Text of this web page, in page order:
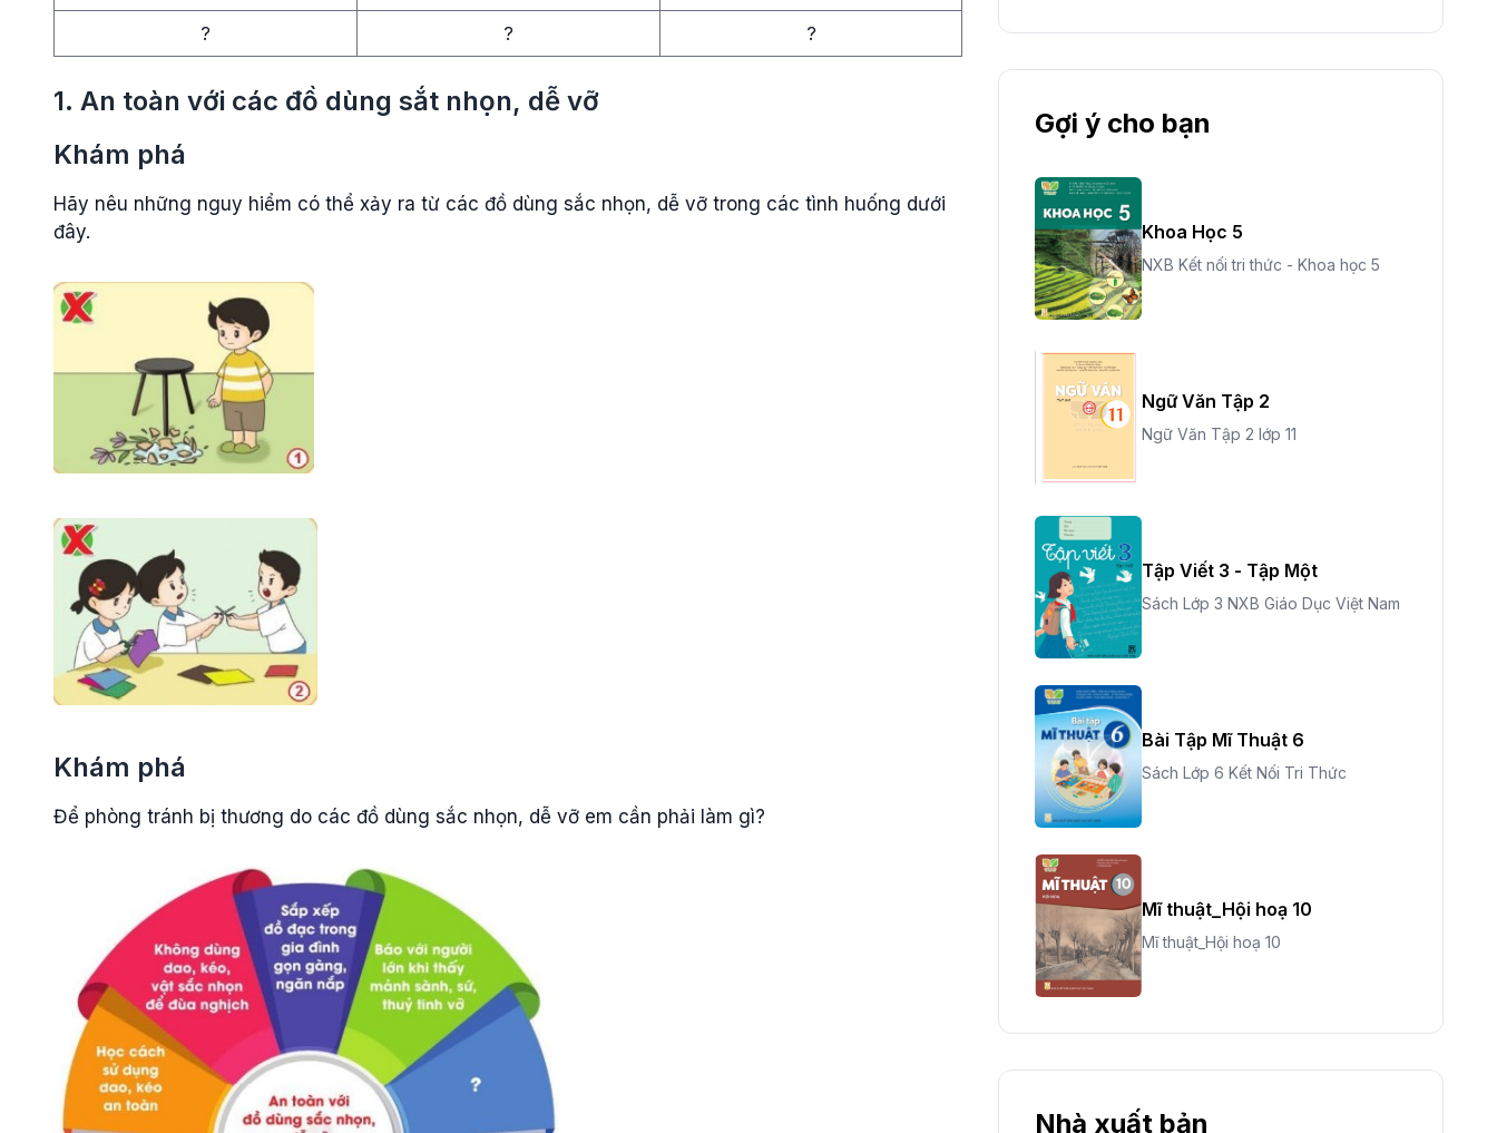
? ? ?
1. An toàn với các đồ dùng sắt nhọn, dễ vỡ
Khám phá
Hãy nêu những nguy hiểm có thể xảy ra từ các đồ dùng sắc nhọn, dễ vỡ trong các tình huống dưới
đây.
Khám phá
Để phòng tránh bị thương do các đồ dùng sắc nhọn, dễ vỡ em cần phải làm gì?
Gợi ý cho bạn
Khoa Học 5
NXB Kết nối tri thức - Khoa học 5
Ngữ Văn Tập 2
Ngữ Văn Tập 2 lớp 11
Tập Viết 3 - Tập Một
Sách Lớp 3 NXB Giáo Dục Việt Nam
Bài Tập Mĩ Thuật 6
Sách Lớp 6 Kết Nối Tri Thức
Mĩ thuật_Hội hoạ 10
Mĩ thuật_Hội hoạ 10
Nhà xuất bản